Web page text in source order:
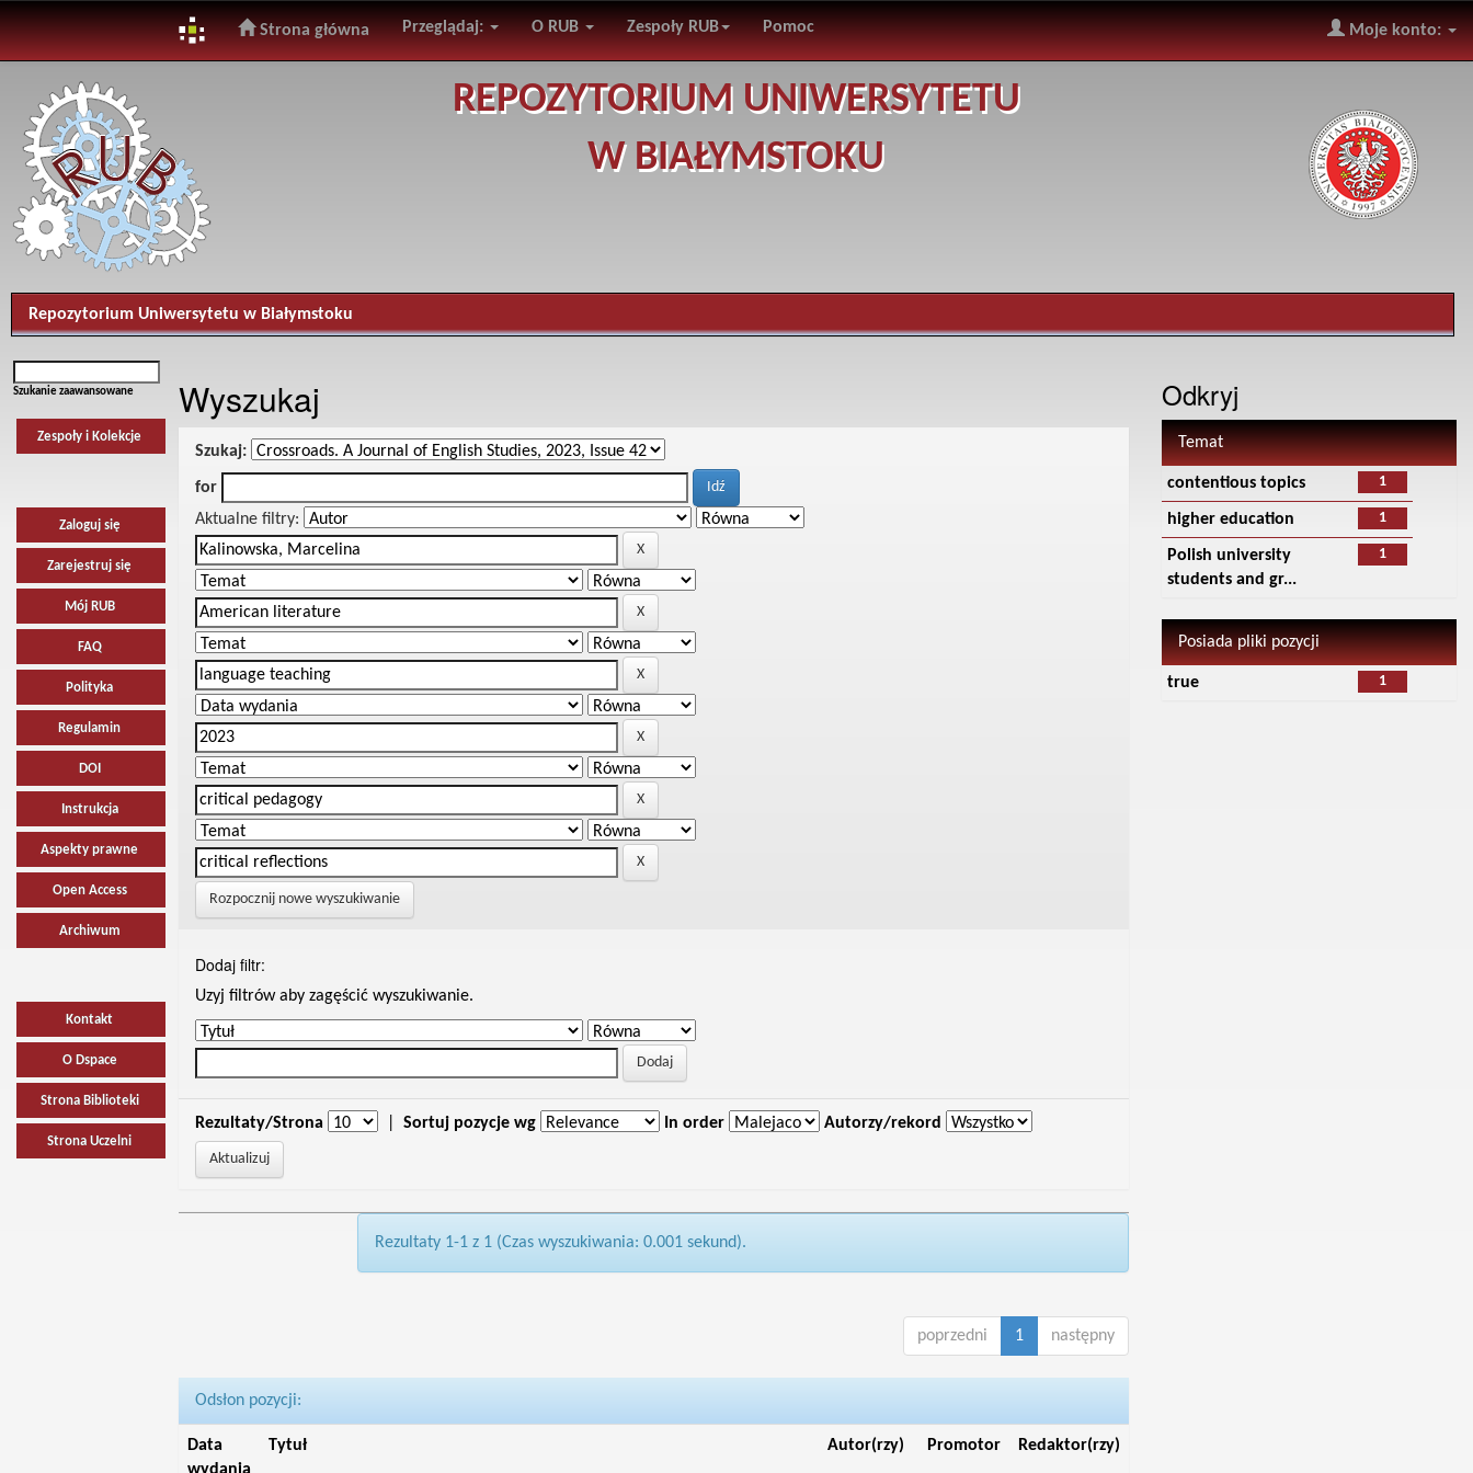
navigation
Strona główna Przeglądaj: O RUB Zespoły RUB Pomoc Moje konto:
REPOZYTORIUM UNIWERSYTETU
W BIAŁYMSTOKU
Repozytorium Uniwersytetu w Białymstoku
Szukanie zaawansowane
Zespoły i Kolekcje
Zaloguj się
Zarejestruj się
Mój RUB
FAQ
Polityka
Regulamin
DOI
Instrukcja
Aspekty prawne
Open Access
Archiwum
Kontakt
O Dspace
Strona Biblioteki
Strona Uczelni
Wyszukaj
Szukaj:
for
Aktualne filtry:
Rozpocznij nowe wyszukiwanie
Dodaj filtr:
Uzyj filtrów aby zagęścić wyszukiwanie.
Rezultaty/Strona Sortuj pozycje wg In order Autorzy/rekord
Rezultaty 1-1 z 1 (Czas wyszukiwania: 0.001 sekund).
poprzedni 1 następny
Odsłon pozycji:
Data
Tytuł Autor(rzy) Promotor Redaktor(rzy)
Odkryj
Temat
1
contentious topics
1
higher education
1
Polish university
students and gr...
Posiada pliki pozycji
1
true